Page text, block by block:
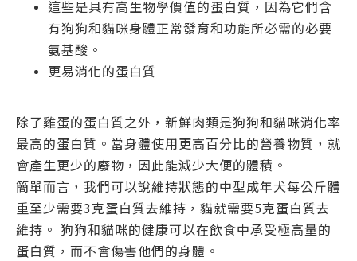
這些是具有高生物學價值的蛋白質，因為它們含
有狗狗和貓咪身體正常發育和功能所必需的必要
氨基酸。
更易消化的蛋白質
除了雞蛋的蛋白質之外，新鮮肉類是狗狗和貓咪消化率
最高的蛋白質。當身體使用更高百分比的營養物質，就
會產生更少的廢物，因此能減少大便的體積。
簡單而言，我們可以說維持狀態的中型成年犬每公斤體
重至少需要3克蛋白質去維持，貓就需要5克蛋白質去
維持。 狗狗和貓咪的健康可以在飲食中承受極高量的
蛋白質，而不會傷害他們的身體。